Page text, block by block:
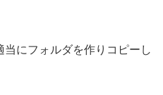
にフォルダを作りコピーし